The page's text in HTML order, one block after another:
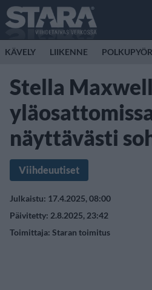
KÄVELY LIIKENNE
Stella Maxwell
näyttävästi
Viihdeuutiset
Julkaistu: 17.4.2025, 08:00
Päivitetty: 2.8.2025, 23:42
Toimittaja: Staran toimitus